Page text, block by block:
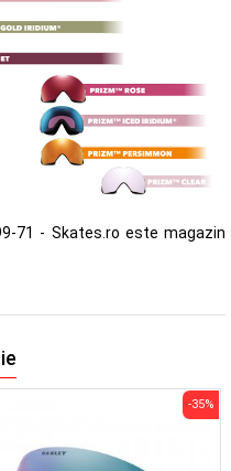
71 - Skates.ro este magazin
-35%